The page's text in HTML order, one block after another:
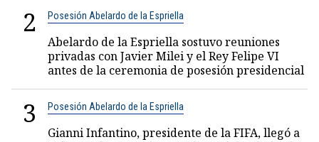
2 Posesión Abelardo de la Espriella
Abelardo de la Espriella sostuvo reuniones
privadas con Javier Milei y el Rey Felipe VI
antes de la ceremonia de posesión presidencial
3 Posesión Abelardo de la Espriella
Gianni Infantino, presidente de la FIFA, llegó a